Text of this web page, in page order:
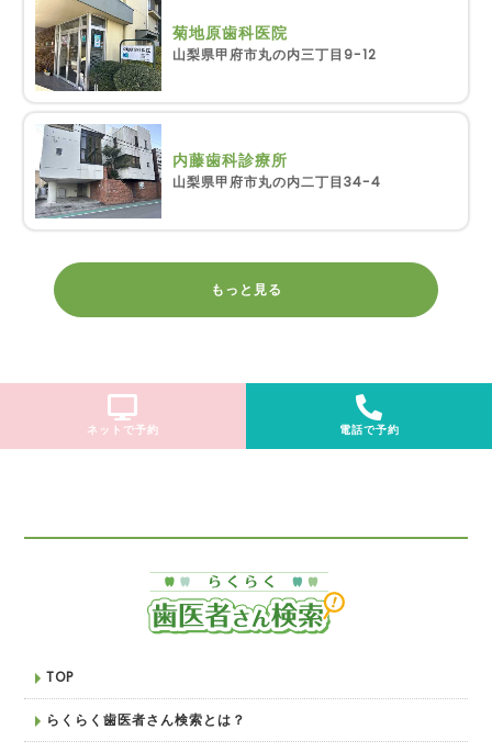
菊地原歯科医院
山梨県甲府市丸の内三丁目9-12
内藤歯科診療所
山梨県甲府市丸の内二丁目34-4
もっと見る
ネットで予約 電話で予約
TOP
らくらく歯医者さん検索とは？